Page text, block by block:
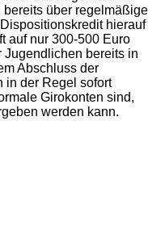
über regelmäßige
hierauf
auf nur 300-500 Euro
Jugendlichen bereits in
Abschluss der
in der Regel sofort
Girokonten sind,
werden kann.